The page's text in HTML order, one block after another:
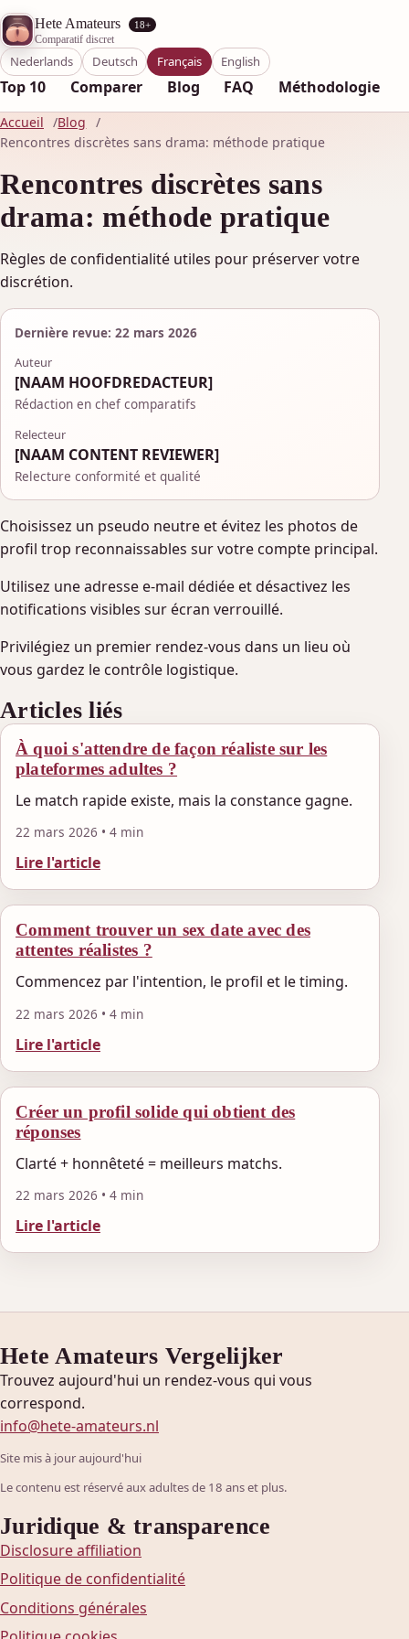
Hete Amateurs 18+
Comparatif discret
Top 10 Comparer Blog FAQ Méthodologie
Nederlands Deutsch Français English
Accueil
Blog
Rencontres discrètes sans drama: méthode pratique
Rencontres discrètes sans
drama: méthode pratique
Règles de confidentialité utiles pour préserver votre
discrétion.
Dernière revue: 22 mars 2026
Auteur
[NAAM HOOFDREDACTEUR]
Rédaction en chef comparatifs
Relecteur
[NAAM CONTENT REVIEWER]
Relecture conformité et qualité
Choisissez un pseudo neutre et évitez les photos de
profil trop reconnaissables sur votre compte principal.
Utilisez une adresse e-mail dédiée et désactivez les
notifications visibles sur écran verrouillé.
Privilégiez un premier rendez-vous dans un lieu où
vous gardez le contrôle logistique.
Articles liés
À quoi s'attendre de façon réaliste sur les
plateformes adultes ?
Le match rapide existe, mais la constance gagne.
22 mars 2026 • 4 min
Lire l'article
Comment trouver un sex date avec des
attentes réalistes ?
Commencez par l'intention, le profil et le timing.
22 mars 2026 • 4 min
Lire l'article
Créer un profil solide qui obtient des
réponses
Clarté + honnêteté = meilleurs matchs.
22 mars 2026 • 4 min
Lire l'article
Hete Amateurs Vergelijker
Trouvez aujourd'hui un rendez-vous qui vous
correspond.
info@hete-amateurs.nl
Site mis à jour aujourd'hui
Le contenu est réservé aux adultes de 18 ans et plus.
Juridique & transparence
Disclosure affiliation
Politique de confidentialité
Conditions générales